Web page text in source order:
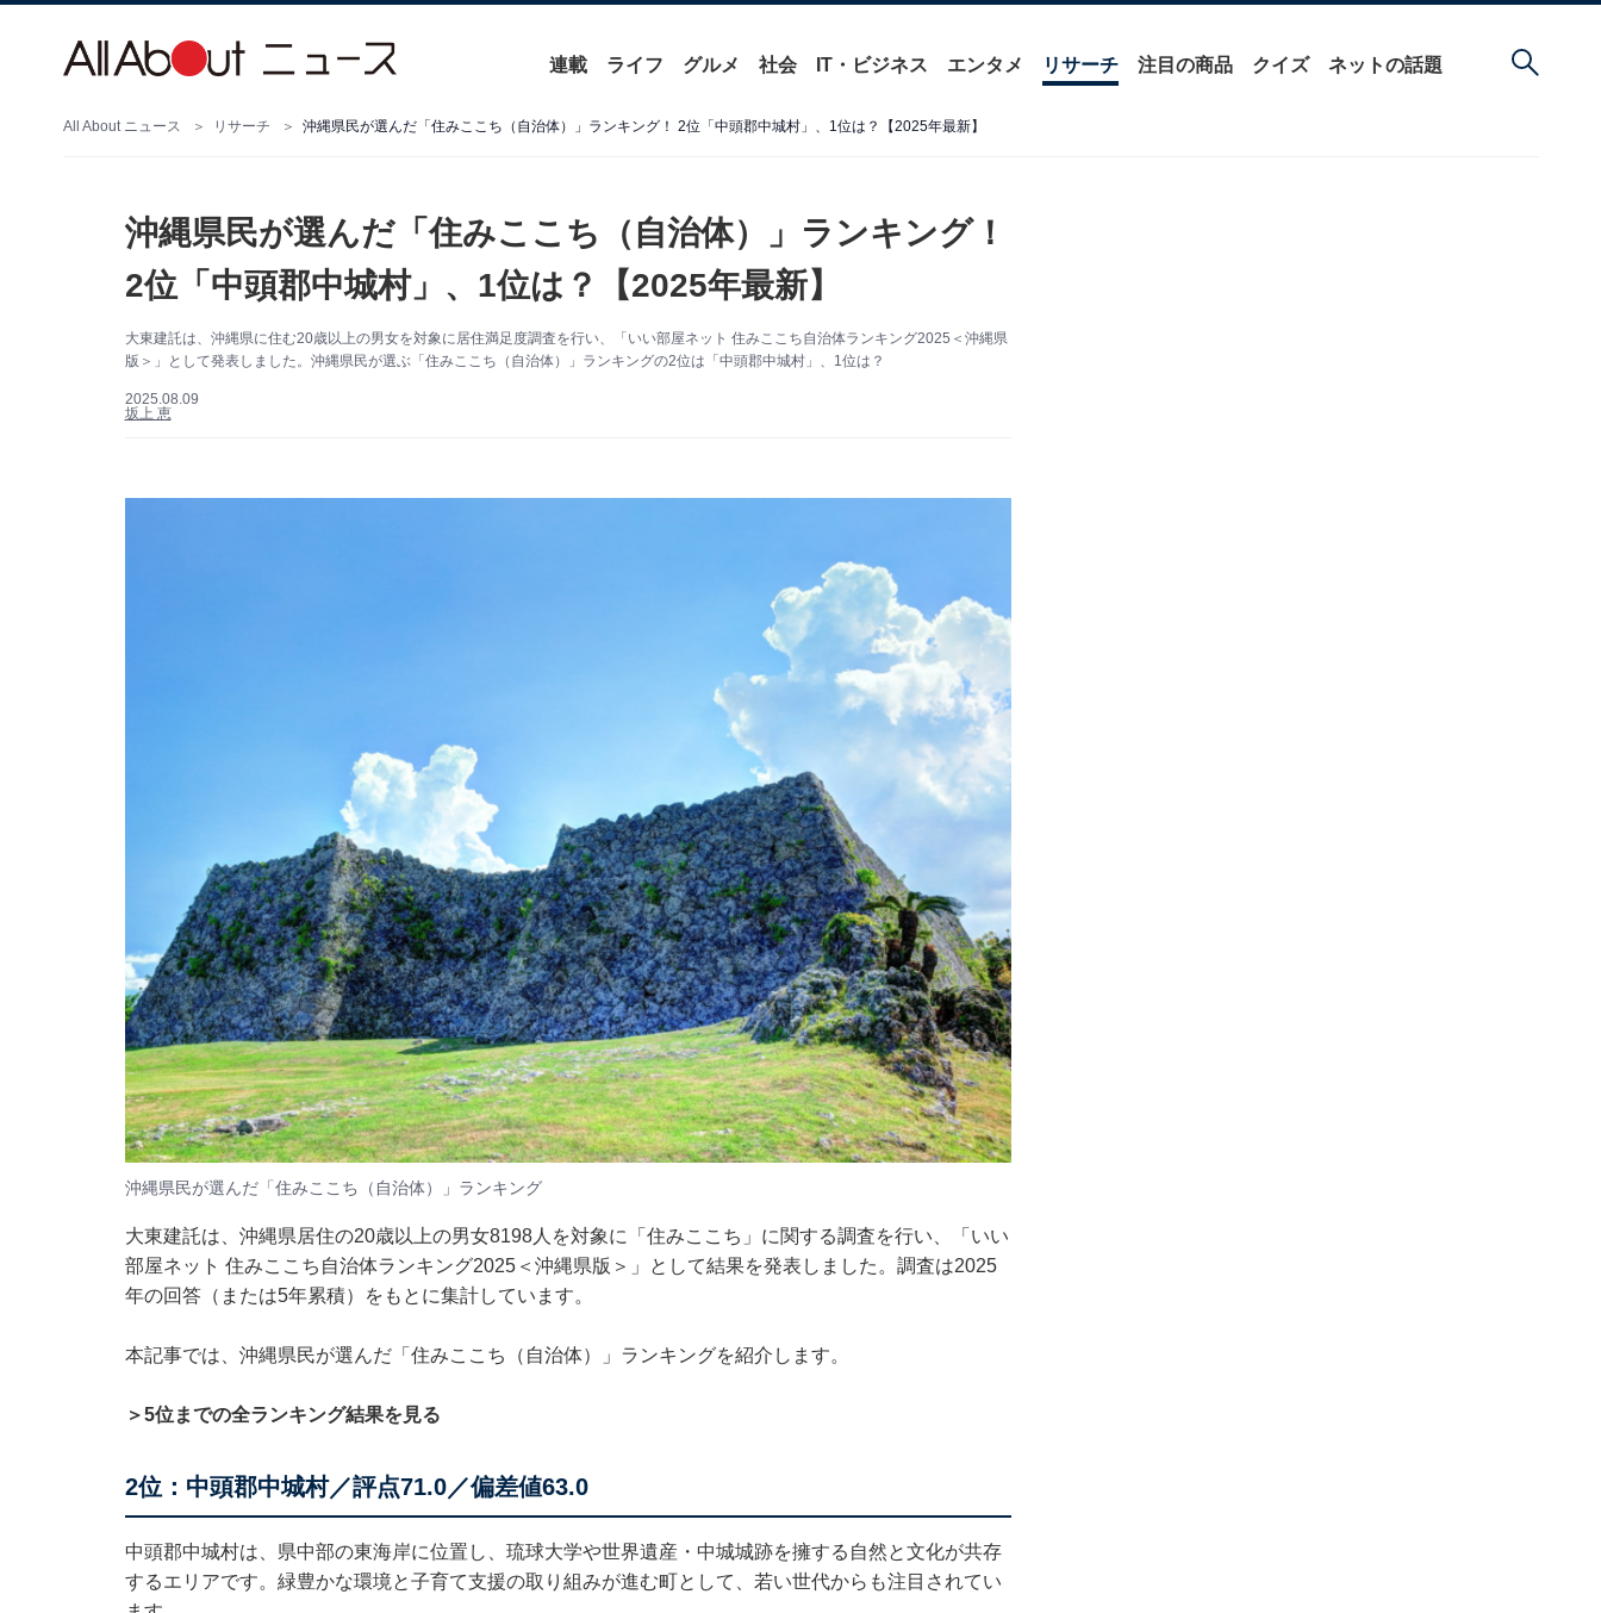
連載 ライフ グルメ 社会 IT・ビジネス エンタメ リサーチ 注目の商品 クイズ ネットの話題
All About ニュース リサーチ 沖縄県民が選んだ「住みここち（自治体）」ランキング！ 2位「中頭郡中城村」、1位は？【2025年最新】
沖縄県民が選んだ「住みここち（自治体）」ランキング！
2位「中頭郡中城村」、1位は？【2025年最新】
大東建託は、沖縄県に住む20歳以上の男女を対象に居住満足度調査を行い、「いい部屋ネット 住みここち自治体ランキング2025＜沖縄県
版＞」として発表しました。沖縄県民が選ぶ「住みここち（自治体）」ランキングの2位は「中頭郡中城村」、1位は？
2025.08.09
坂上 恵
沖縄県民が選んだ「住みここち（自治体）」ランキング
大東建託は、沖縄県居住の20歳以上の男女8198人を対象に「住みここち」に関する調査を行い、「いい
部屋ネット 住みここち自治体ランキング2025＜沖縄県版＞」として結果を発表しました。調査は2025
年の回答（または5年累積）をもとに集計しています。
本記事では、沖縄県民が選んだ「住みここち（自治体）」ランキングを紹介します。
＞5位までの全ランキング結果を見る
2位：中頭郡中城村／評点71.0／偏差値63.0
中頭郡中城村は、県中部の東海岸に位置し、琉球大学や世界遺産・中城城跡を擁する自然と文化が共存
するエリアです。緑豊かな環境と子育て支援の取り組みが進む町として、若い世代からも注目されてい